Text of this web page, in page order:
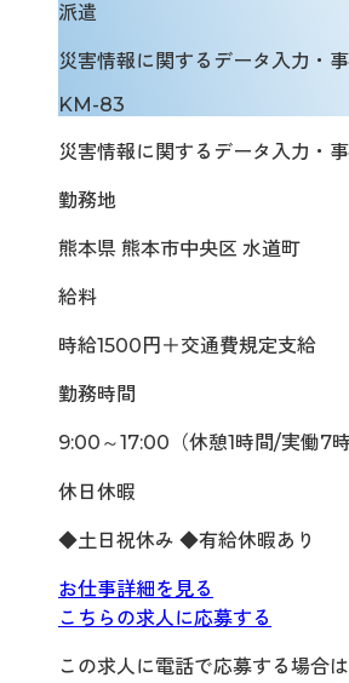
派遣
災害情報に関するデータ入力・
KM-83
災害情報に関するデータ入力・
勤務地
熊本県 熊本市中央区 水道町
給料
時給1500円＋交通費規定支給
勤務時間
9:00～17:00（休憩1時間/実働7
休日休暇
◆土日祝休み ◆有給休暇あり
お仕事詳細を見る
こちらの求人に応募する
この求人に電話で応募する場合は